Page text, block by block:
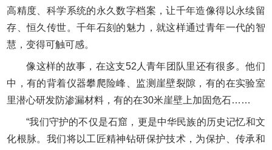
高精度、科学系统的永久数字档案，让千年造像得以永续留
存、恒久传世。千年石刻的魅力，就这样通过青年一代的智
慧，变得可触可感。
像这样的故事，在这支52人青年团队里还有很多。他们
中，有的背着仪器攀爬险峰、监测崖壁裂隙，有的在实验室
里潜心研发防渗漏材料，有的在30米崖壁上加固危石……
“我们守护的不仅是石窟，更是中华民族的历史记忆和文
化根脉。我们将以工匠精神钻研保护技术，为保护、传承和